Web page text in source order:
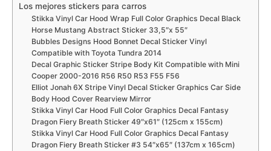
Los mejores stickers para carros
Stikka Vinyl Car Hood Wrap Full Color Graphics Decal Black
Horse Mustang Abstract Sticker 33,5″x 55″
Bubbles Designs Hood Bonnet Decal Sticker Vinyl
Compatible with Toyota Tundra 2014
Decal Graphic Sticker Stripe Body Kit Compatible with Mini
Cooper 2000-2016 R56 R50 R53 F55 F56
Elliot Jonah 6X Stripe Vinyl Decal Sticker Graphics Car Side
Body Hood Cover Rearview Mirror
Stikka Vinyl Car Hood Full Color Graphics Decal Fantasy
Dragon Fiery Breath Sticker 49″x61″ (125cm x 155cm)
Stikka Vinyl Car Hood Full Color Graphics Decal Fantasy
Dragon Fiery Breath Sticker #3 54″x65″ (137cm x 165cm)